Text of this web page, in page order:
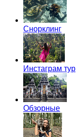
Снорклинг
Инстаграм тур
Обзорные